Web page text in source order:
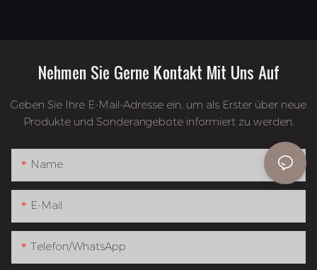
Nehmen Sie Gerne Kontakt Mit Uns Auf
Geben Sie Ihre E-Mail-Adresse ein, um als Erster über neue
Produkte und Sonderangebote informiert zu werden.
Name
E-Mail
Telefon/WhatsApp